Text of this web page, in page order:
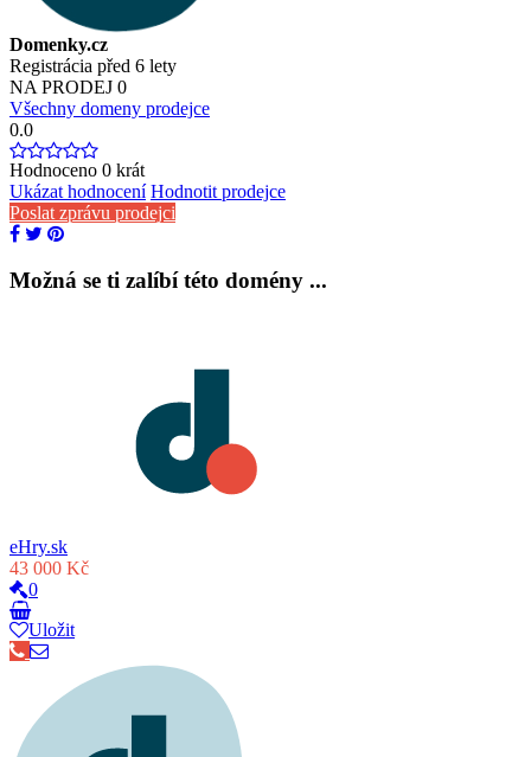
Domenky.cz
Registrácia před 6 lety
NA PRODEJ 0
Všechny domeny prodejce
0.0
Hodnoceno 0 krát
Ukázat hodnocení Hodnotit prodejce
Poslat zprávu prodejci
Možná se ti zalíbí této domény ...
eHry.sk
43 000 Kč
0
Uložit